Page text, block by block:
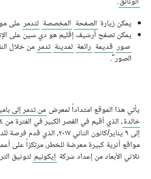
يمكن زيارة الصفحة المخصصة لتدمر على
يمكن تصفح أرشيف إقليم هو دي سين على
صور قديمة رائعة لمدينة تدمر من خلال
الصور".
يأتي هذا الموقع امتداداً لمعرض من تدمر إلى
خالدة
إلى ٩ يناير/كانون الثاني ٢٠١٧،
مواقع أثرية كبيرة معرضة للخطر، مرتكزاً على
ثلاثي الأبعاد من إعداد شركة إيكونيم لتوثيق